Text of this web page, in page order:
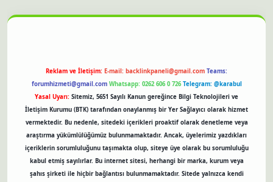
Reklam ve İletişim: E-mail: backlinkpaneli@gmail.com Teams:
forumhizmeti@gmail.com Whatsapp: 0262 606 0 726 Telegram: @karabul
Yasal Uyarı: Sitemiz, 5651 Sayılı Kanun gereğince Bilgi Teknolojileri ve
İletişim Kurumu (BTK) tarafından onaylanmış bir Yer Sağlayıcı olarak hizmet
vermektedir. Bu nedenle, sitedeki içerikleri proaktif olarak denetleme veya
araştırma yükümlülüğümüz bulunmamaktadır. Ancak, üyelerimiz yazdıkları
içeriklerin sorumluluğunu taşımakta olup, siteye üye olarak bu sorumluluğu
kabul etmiş sayılırlar. Bu internet sitesi, herhangi bir marka, kurum veya
şahıs şirketi ile hiçbir bağlantısı bulunmamaktadır. Sitede yalnızca kendi